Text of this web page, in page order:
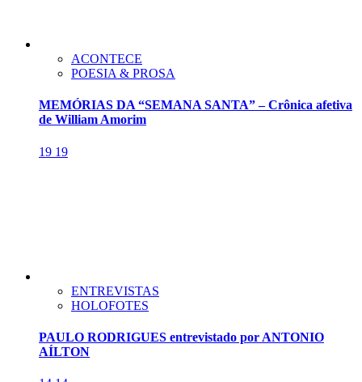
ACONTECE
POESIA & PROSA
MEMÓRIAS DA “SEMANA SANTA” – Crônica afetiva
de William Amorim
19 19
ENTREVISTAS
HOLOFOTES
PAULO RODRIGUES entrevistado por ANTONIO
AÍLTON